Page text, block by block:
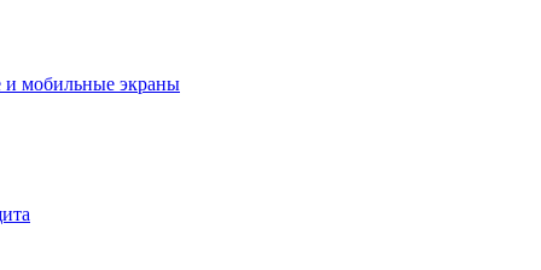
мобильные экраны